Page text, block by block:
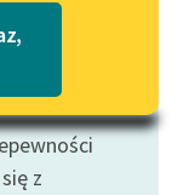
formacie PDF
z